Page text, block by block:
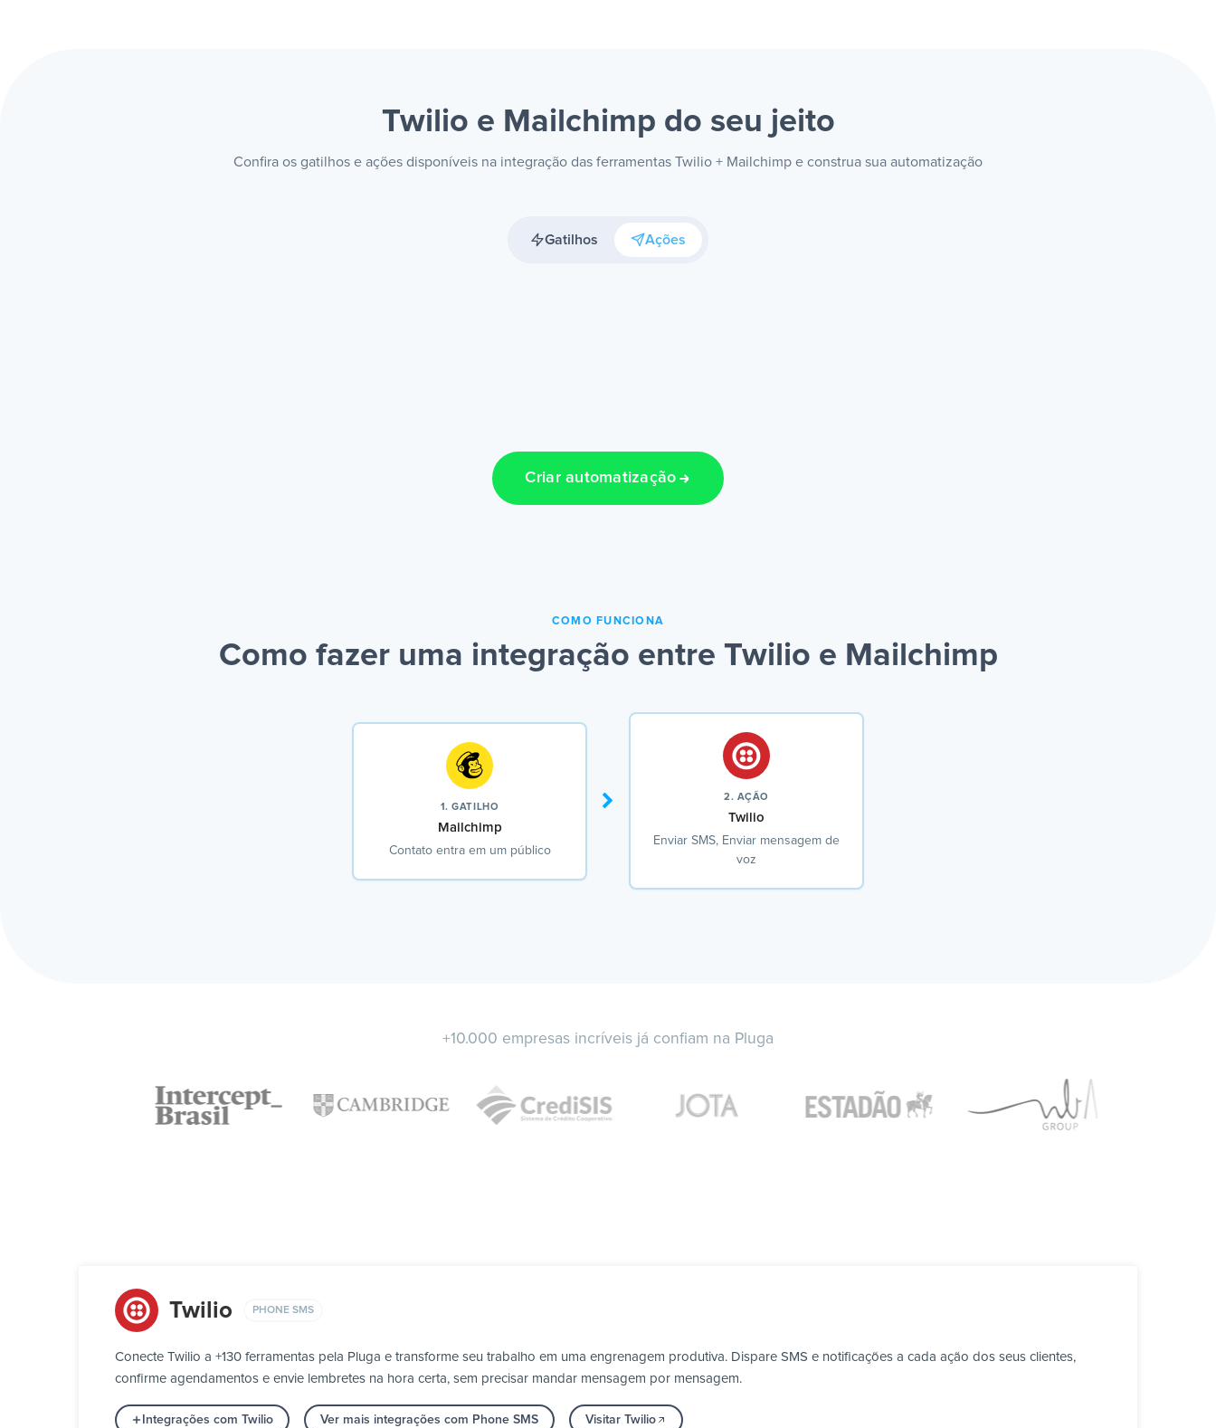
Twilio e Mailchimp do seu jeito
Confira os gatilhos e ações disponíveis na integração das ferramentas Twilio + Mailchimp e construa sua automatização
Gatilhos Ações
Criar automatização
COMO FUNCIONA
Como fazer uma integração entre Twilio e Mailchimp
1. GATILHO
Mailchimp
Contato entra em um público
2. AÇÃO
Twilio
Enviar SMS, Enviar mensagem de
voz
+10.000 empresas incríveis já confiam na Pluga
Twilio PHONE SMS
Conecte Twilio a +130 ferramentas pela Pluga e transforme seu trabalho em uma engrenagem produtiva. Dispare SMS e notificações a cada ação dos seus clientes,
confirme agendamentos e envie lembretes na hora certa, sem precisar mandar mensagem por mensagem.
Integrações com Twilio Ver mais integrações com Phone SMS Visitar Twilio